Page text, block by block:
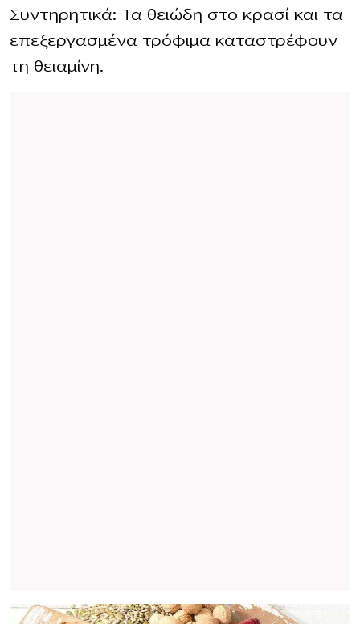
Συντηρητικά: Τα θειώδη στο κρασί και τα
επεξεργασμένα τρόφιμα καταστρέφουν
τη θειαμίνη.